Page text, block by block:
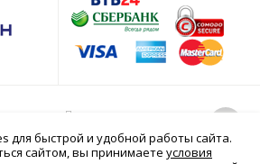
Политика хранения
персональных
данных
для быстрой и удобной работы сайта.
сайтом, вы принимаете условия